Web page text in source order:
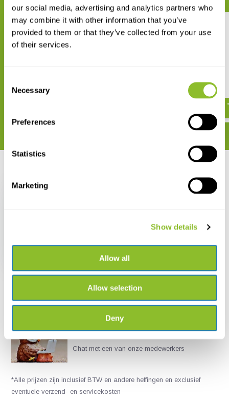
our social media, advertising and analytics partners who
may combine it with other information that you’ve
provided to them or that they’ve collected from your use
of their services.
Selection
Necessary
Preferences
Statistics
Marketing
Show details
Allow all
Allow selection
Deny
€ 7,95
Nederland en België
Chat met een van onze medewerkers
*Alle prijzen zijn inclusief BTW en andere heffingen en exclusief
eventuele verzend- en servicekosten